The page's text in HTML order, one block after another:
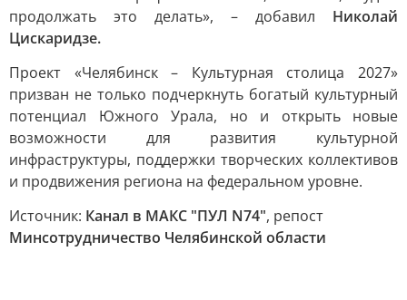
продолжать это делать», – добавил Николай
Цискаридзе.
Проект «Челябинск – Культурная столица 2027»
призван не только подчеркнуть богатый культурный
потенциал Южного Урала, но и открыть новые
возможности для развития культурной
инфраструктуры, поддержки творческих коллективов
и продвижения региона на федеральном уровне.
Источник: Канал в МАКС "ПУЛ N74", репост
Минсотрудничество Челябинской области